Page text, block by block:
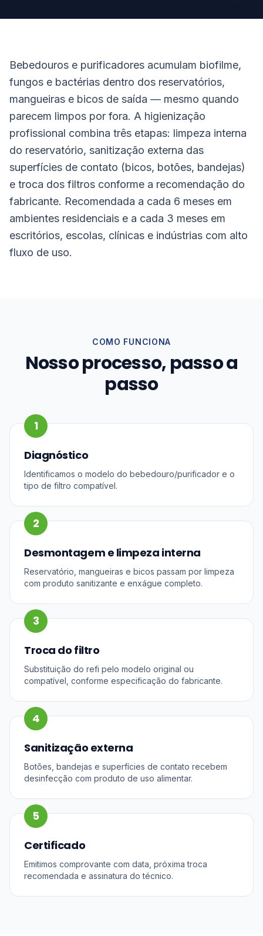
Bebedouros e purificadores acumulam biofilme,
fungos e bactérias dentro dos reservatórios,
mangueiras e bicos de saída — mesmo quando
parecem limpos por fora. A higienização
profissional combina três etapas: limpeza interna
do reservatório, sanitização externa das
superfícies de contato (bicos, botões, bandejas)
e troca dos filtros conforme a recomendação do
fabricante. Recomendada a cada 6 meses em
ambientes residenciais e a cada 3 meses em
escritórios, escolas, clínicas e indústrias com alto
fluxo de uso.
COMO FUNCIONA
Nosso processo, passo a
passo
1
Diagnóstico
Identificamos o modelo do bebedouro/purificador e o
tipo de filtro compatível.
2
Desmontagem e limpeza interna
Reservatório, mangueiras e bicos passam por limpeza
com produto sanitizante e enxágue completo.
3
Troca do filtro
Substituição do refi pelo modelo original ou
compatível, conforme especificação do fabricante.
4
Sanitização externa
Botões, bandejas e superfícies de contato recebem
desinfecção com produto de uso alimentar.
5
Certificado
Emitimos comprovante com data, próxima troca
recomendada e assinatura do técnico.